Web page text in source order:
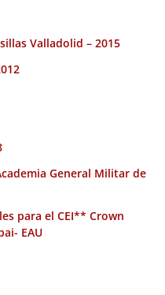
Valladolid – 2015
General Militar de
para el CEI** Crown
EAU